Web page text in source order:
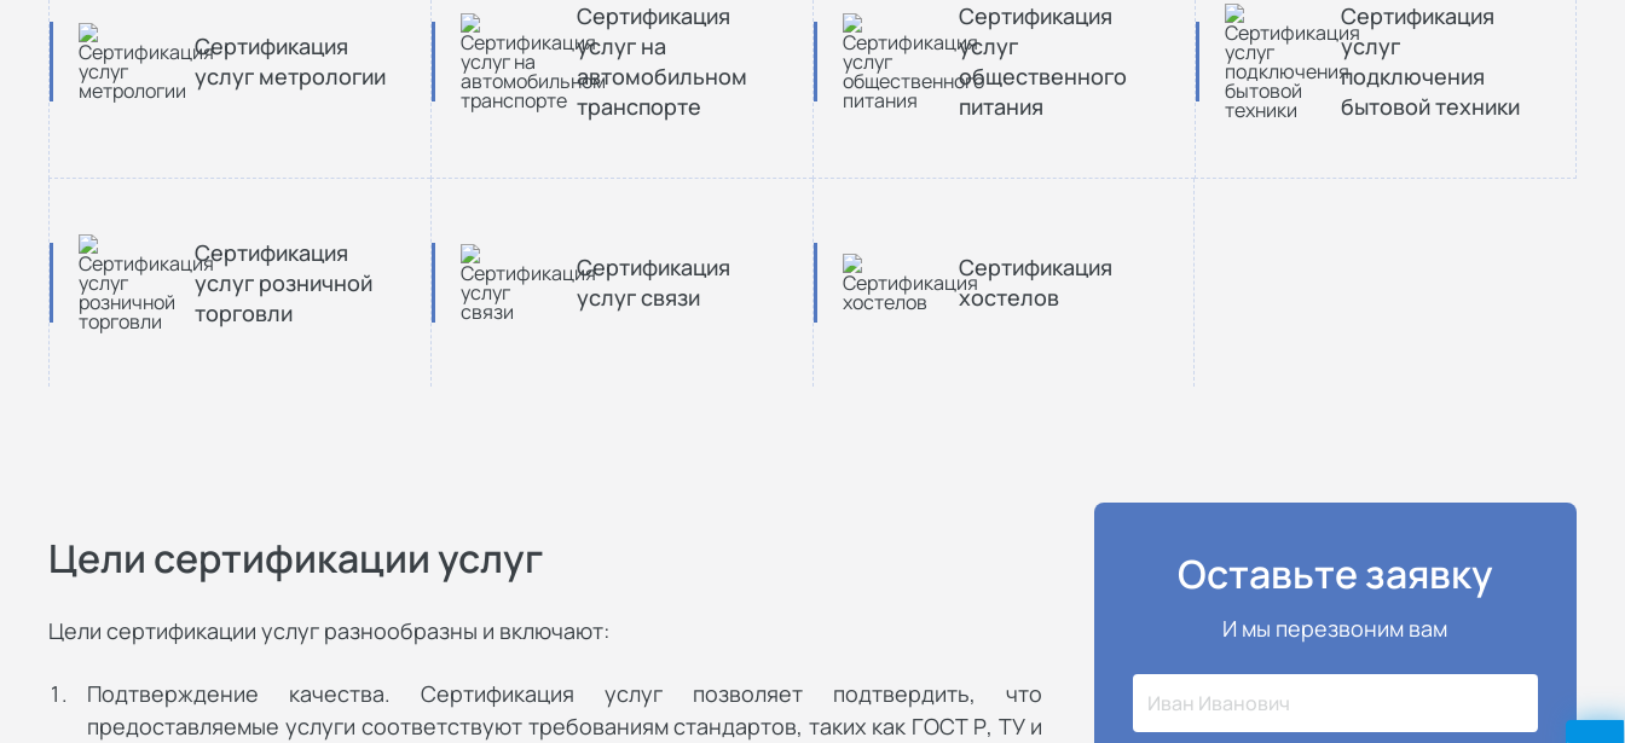
Сертификация
услуг метрологии
Сертификация
услуг на
автомобильном
транспорте
Сертификация
услуг
общественного
питания
Сертификация
услуг
подключения
бытовой техники
Сертификация
услуг розничной
торговли
Сертификация
услуг связи
Сертификация
хостелов
Цели сертификации услуг
Цели сертификации услуг разнообразны и включают:
Подтверждение качества. Сертификация услуг позволяет подтвердить, что
предоставляемые услуги соответствуют требованиям стандартов, таких как ГОСТ Р, ТУ и
Оставьте заявку
И мы перезвоним вам